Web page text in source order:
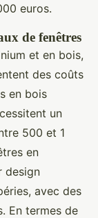
euros.
de fenêtres
et en bois,
des coûts
en bois
un
500 et 1
en
design
avec des
En termes de